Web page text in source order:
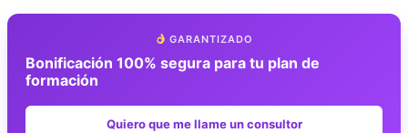
GARANTIZADO
Bonificación 100% segura para tu plan de
formación
Quiero que me llame un consultor